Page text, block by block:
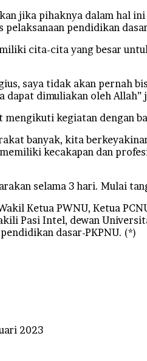
jika pihaknya dalam hal
pelaksanaan pendidikan
cita-cita yang besar
saya tidak akan pernah
dapat dimuliakan oleh Allah”
kegiatan dengan
banyak, kita
kecakapan dan
selama 3 hari. Mulai
Ketua PWNU, Ketua
Pasi Intel, dewan
dasar-PKPNU. (*)
2023